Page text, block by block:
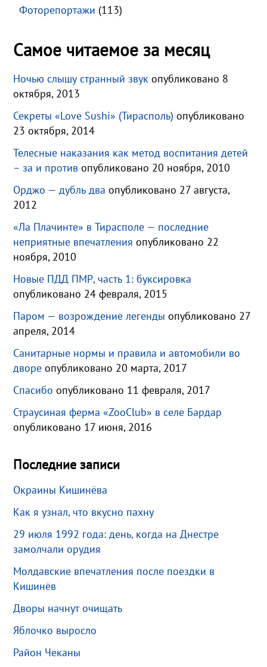
Фоторепортажи (113)
Самое читаемое за месяц
Ночью слышу странный звук опубликовано 8
октября, 2013
Секреты «Love Sushi» (Тирасполь) опубликовано
23 октября, 2014
Телесные наказания как метод воспитания детей
– за и против опубликовано 20 ноября, 2010
Орджо — дубль два опубликовано 27 августа,
2012
«Ла Плачинте» в Тирасполе — последние
неприятные впечатления опубликовано 22
ноября, 2010
Новые ПДД ПМР, часть 1: буксировка
опубликовано 24 февраля, 2015
Паром — возрождение легенды опубликовано 27
апреля, 2014
Санитарные нормы и правила и автомобили во
дворе опубликовано 20 марта, 2017
Спасибо опубликовано 11 февраля, 2017
Страусиная ферма «ZooClub» в селе Бардар
опубликовано 17 июня, 2016
Последние записи
Окраины Кишинёва
Как я узнал, что вкусно пахну
29 июля 1992 года: день, когда на Днестре
замолчали орудия
Молдавские впечатления после поездки в
Кишинёв
Дворы начнут очищать
Яблочко выросло
Район Чеканы